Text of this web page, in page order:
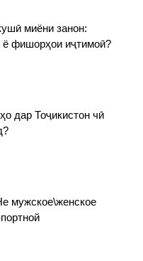
миёни занон:
ё фишорҳои иҷтимоӣ?
дар Тоҷикистон чӣ
мужское\женское